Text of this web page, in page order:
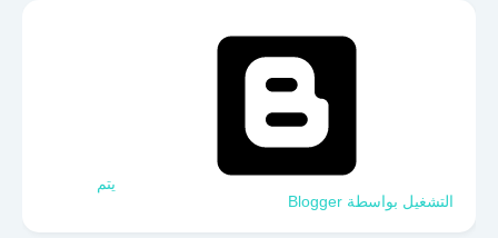
‏يتم
التشغيل بواسطة Blogger